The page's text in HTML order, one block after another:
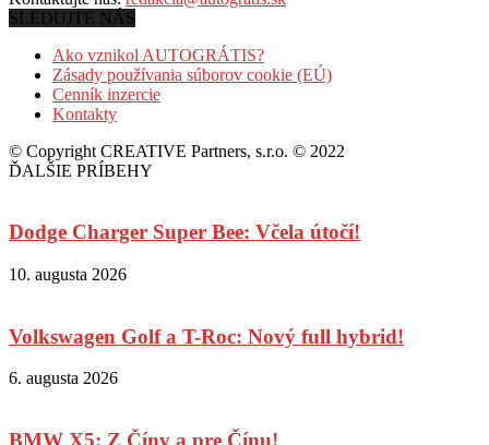
SLEDUJTE NÁS
Ako vznikol AUTOGRÁTIS?
Zásady používania súborov cookie (EÚ)
Cenník inzercie
Kontakty
© Copyright CREATIVE Partners, s.r.o. © 2022
ĎALŠIE PRÍBEHY
Dodge Charger Super Bee: Včela útočí!
10. augusta 2026
Volkswagen Golf a T-Roc: Nový full hybrid!
6. augusta 2026
BMW X5: Z Číny a pre Čínu!